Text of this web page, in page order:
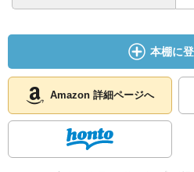
本棚に
Amazon 詳細ページへ